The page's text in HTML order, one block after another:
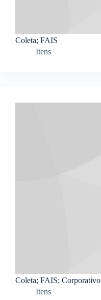
Coleta; FAIS
Itens
Coleta; FAIS; Corporativo
Itens